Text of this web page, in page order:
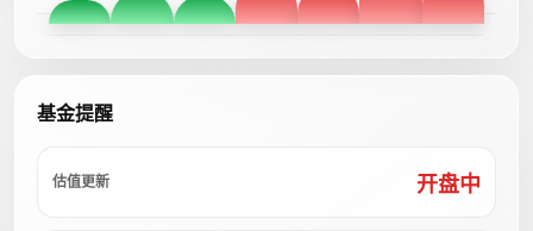
基金提醒
估值更新 开盘中